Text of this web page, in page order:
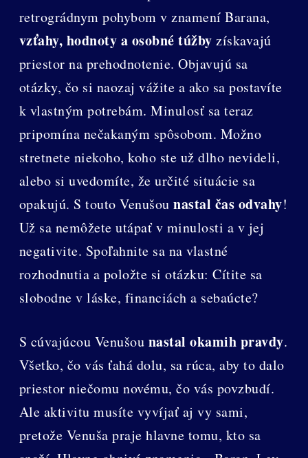
retrográdnym pohybom v znamení Barana,
vzťahy, hodnoty a osobné túžby získavajú
priestor na prehodnotenie. Objavujú sa
otázky, čo si naozaj vážite a ako sa postavíte
k vlastným potrebám. Minulosť sa teraz
pripomína nečakaným spôsobom. Možno
stretnete niekoho, koho ste už dlho nevideli,
alebo si uvedomíte, že určité situácie sa
opakujú. S touto Venušounastal čas odvahy!
Už sa nemôžete utápať v minulosti a v jej
negativite. Spoľahnite sa na vlastné
rozhodnutia a položte si otázku: Cítite sa
slobodne v láske, financiách a sebaúcte?
S cúvajúcou Venušou nastal okamih pravdy.
Všetko, čo vás ťahá dolu, sa rúca, aby to dalo
priestor niečomu novému, čo vás povzbudí.
Ale aktivitu musíte vyvíjať aj vy sami,
pretože Venuša praje hlavne tomu, kto sa